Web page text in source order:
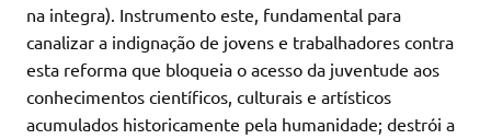
na integra). Instrumento este, fundamental para
canalizar a indignação de jovens e trabalhadores contra
esta reforma que bloqueia o acesso da juventude aos
conhecimentos científicos, culturais e artísticos
acumulados historicamente pela humanidade; destrói a